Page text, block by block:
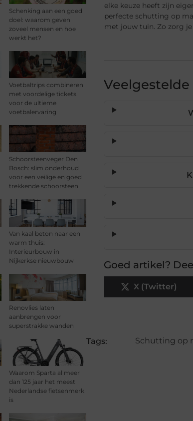
Schenking aan een goed
doel: waarom geven
zoveel mensen en hoe
werkt het?
Voetbaltrips combineren
met voordelige tickets
voor de ultieme
voetbalervaring
Schoorsteenveger Den
Bosch: slim onderhoud
voor een veilige en goed
trekkende schoorsteen
Van kaal beton naar een
warm thuis:
Interieurbouw in
Nijkerkse nieuwbouw
Renovlies laten
aanbrengen voor
superstrakke wanden
Waarom Sparta al meer
dan 125 jaar het meest
Nederlandse fietsenmerk
is
elke keuze heeft zijn
perfecte schutting op
met jouw tuin. Zo zorg
Goed artikel?
X (Twitter)
Tags: Schutting op